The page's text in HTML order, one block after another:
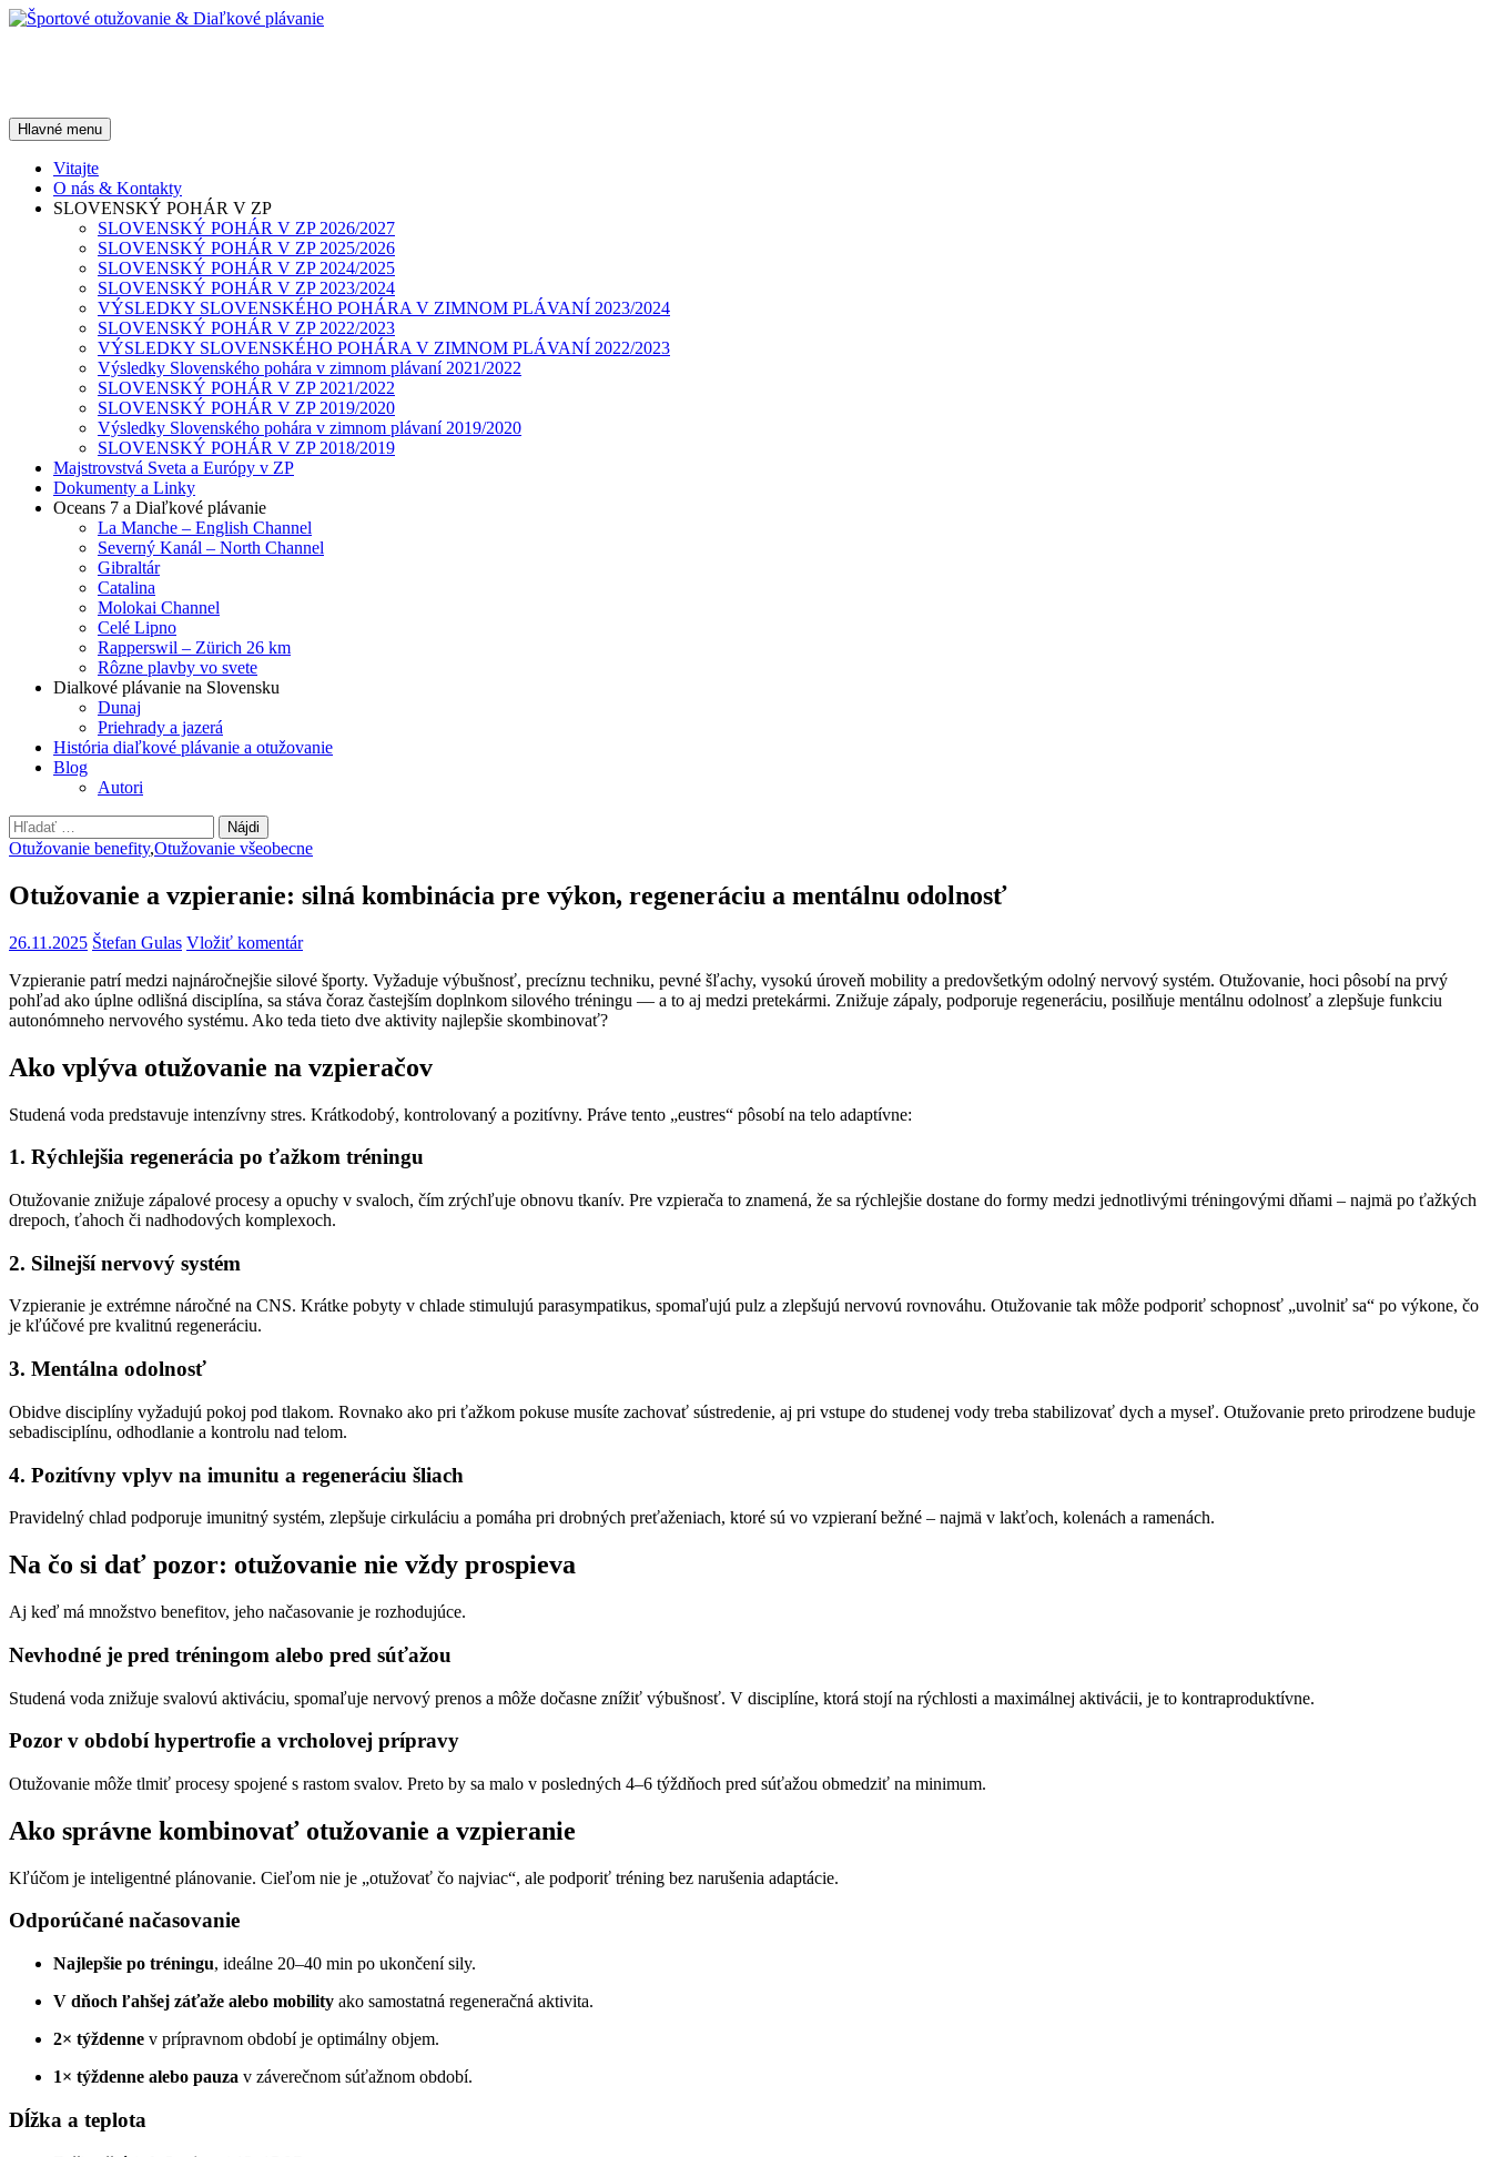
Preskočiť
Hľadať
Hlavné menu
Vitajte
O nás & Kontakty
SLOVENSKÝ POHÁR V ZP
SLOVENSKÝ POHÁR V ZP 2026/2027
SLOVENSKÝ POHÁR V ZP 2025/2026
SLOVENSKÝ POHÁR V ZP 2024/2025
SLOVENSKÝ POHÁR V ZP 2023/2024
VÝSLEDKY SLOVENSKÉHO POHÁRA V ZIMNOM PLÁVANÍ 2023/2024
SLOVENSKÝ POHÁR V ZP 2022/2023
VÝSLEDKY SLOVENSKÉHO POHÁRA V ZIMNOM PLÁVANÍ 2022/2023
Výsledky Slovenského pohára v zimnom plávaní 2021/2022
SLOVENSKÝ POHÁR V ZP 2021/2022
SLOVENSKÝ POHÁR V ZP 2019/2020
Výsledky Slovenského pohára v zimnom plávaní 2019/2020
SLOVENSKÝ POHÁR V ZP 2018/2019
Majstrovstvá Sveta a Európy v ZP
Dokumenty a Linky
Oceans 7 a Diaľkové plávanie
La Manche – English Channel
Severný Kanál – North Channel
Gibraltár
Catalina
Molokai Channel
Celé Lipno
Rapperswil – Zürich 26 km
Rôzne plavby vo svete
Dialkové plávanie na Slovensku
Dunaj
Priehrady a jazerá
História diaľkové plávanie a otužovanie
Blog
Autori
Hľadať:
Otužovanie benefity,Otužovanie všeobecne
Otužovanie a vzpieranie: silná kombinácia pre výkon, regeneráciu a mentálnu odolnosť
26.11.2025 Štefan Gulas Vložiť komentár
Vzpieranie patrí medzi najnáročnejšie silové športy. Vyžaduje výbušnosť, precíznu techniku, pevné šľachy, vysokú úroveň mobility a predovšetkým odolný nervový systém. Otužovanie, hoci pôsobí na prvý
pohľad ako úplne odlišná disciplína, sa stáva čoraz častejším doplnkom silového tréningu — a to aj medzi pretekármi. Znižuje zápaly, podporuje regeneráciu, posilňuje mentálnu odolnosť a zlepšuje funkciu
autonómneho nervového systému. Ako teda tieto dve aktivity najlepšie skombinovať?
Ako vplýva otužovanie na vzpieračov
Studená voda predstavuje intenzívny stres. Krátkodobý, kontrolovaný a pozitívny. Práve tento „eustres“ pôsobí na telo adaptívne:
1. Rýchlejšia regenerácia po ťažkom tréningu
Otužovanie znižuje zápalové procesy a opuchy v svaloch, čím zrýchľuje obnovu tkanív. Pre vzpierača to znamená, že sa rýchlejšie dostane do formy medzi jednotlivými tréningovými dňami – najmä po ťažkých
drepoch, ťahoch či nadhodových komplexoch.
2. Silnejší nervový systém
Vzpieranie je extrémne náročné na CNS. Krátke pobyty v chlade stimulujú parasympatikus, spomaľujú pulz a zlepšujú nervovú rovnováhu. Otužovanie tak môže podporiť schopnosť „uvolniť sa“ po výkone, čo
je kľúčové pre kvalitnú regeneráciu.
3. Mentálna odolnosť
Obidve disciplíny vyžadujú pokoj pod tlakom. Rovnako ako pri ťažkom pokuse musíte zachovať sústredenie, aj pri vstupe do studenej vody treba stabilizovať dych a myseľ. Otužovanie preto prirodzene buduje
sebadisciplínu, odhodlanie a kontrolu nad telom.
4. Pozitívny vplyv na imunitu a regeneráciu šliach
Pravidelný chlad podporuje imunitný systém, zlepšuje cirkuláciu a pomáha pri drobných preťaženiach, ktoré sú vo vzpieraní bežné – najmä v lakťoch, kolenách a ramenách.
Na čo si dať pozor: otužovanie nie vždy prospieva
Aj keď má množstvo benefitov, jeho načasovanie je rozhodujúce.
Nevhodné je pred tréningom alebo pred súťažou
Studená voda znižuje svalovú aktiváciu, spomaľuje nervový prenos a môže dočasne znížiť výbušnosť. V disciplíne, ktorá stojí na rýchlosti a maximálnej aktivácii, je to kontraproduktívne.
Pozor v období hypertrofie a vrcholovej prípravy
Otužovanie môže tlmiť procesy spojené s rastom svalov. Preto by sa malo v posledných 4–6 týždňoch pred súťažou obmedziť na minimum.
Ako správne kombinovať otužovanie a vzpieranie
Kľúčom je inteligentné plánovanie. Cieľom nie je „otužovať čo najviac“, ale podporiť tréning bez narušenia adaptácie.
Odporúčané načasovanie
Najlepšie po tréningu, ideálne 20–40 min po ukončení sily.
V dňoch ľahšej záťaže alebo mobility ako samostatná regeneračná aktivita.
2× týždenne v prípravnom období je optimálny objem.
1× týždenne alebo pauza v záverečnom súťažnom období.
Dĺžka a teplota